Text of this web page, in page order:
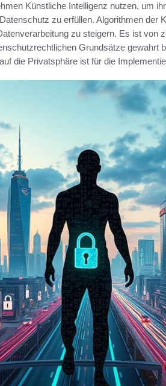
Künstliche Intelligenz nutzen, um
zu erfüllen. Algorithmen der
zu steigern. Es ist von
Grundsätze gewahrt
die Privatsphäre ist für die